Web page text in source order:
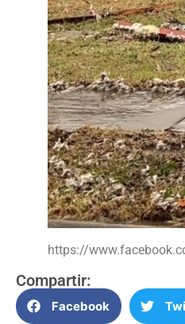
https://
Compartir:
Facebook